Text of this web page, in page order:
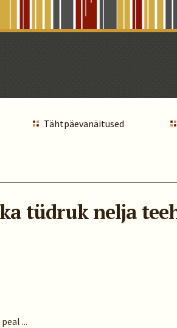
Tähtpäevanäitused
tüdruk nelja
...